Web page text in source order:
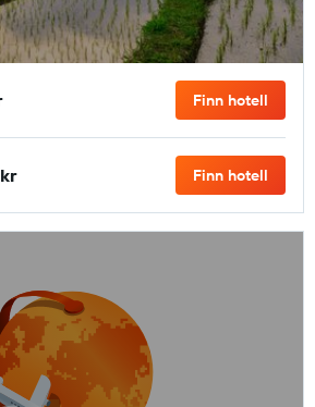
Finn hotell
Finn hotell